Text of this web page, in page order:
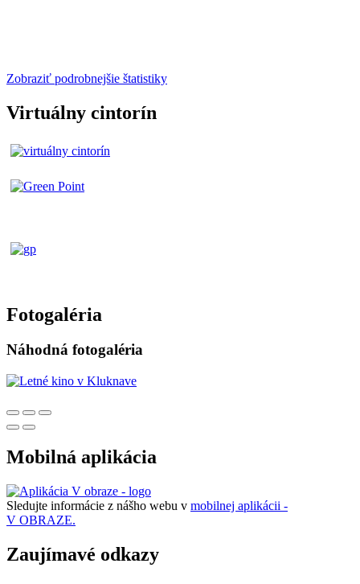
Zobraziť podrobnejšie štatistiky
Virtuálny cintorín
Fotogaléria
Náhodná fotogaléria
Mobilná aplikácia
Sledujte informácie z nášho webu v mobilnej aplikácii -
V OBRAZE.
Zaujímavé odkazy